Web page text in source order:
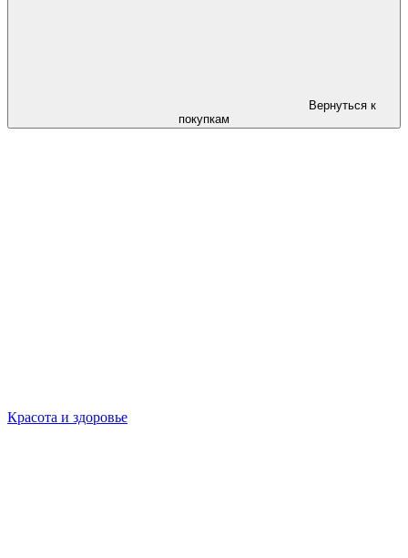
Вернуться к
покупкам
Красота и здоровье